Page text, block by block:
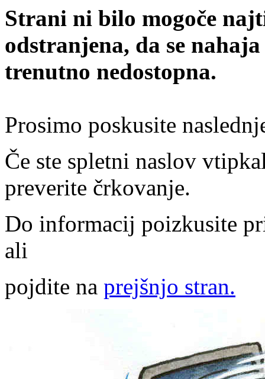
Strani ni bilo mogoče
odstranjena, da se
trenutno nedostopna.
Prosimo poskusite
Če ste spletni naslov
preverite črkovanje.
Do informacij poizkusite
ali
pojdite na prejšnjo stran.